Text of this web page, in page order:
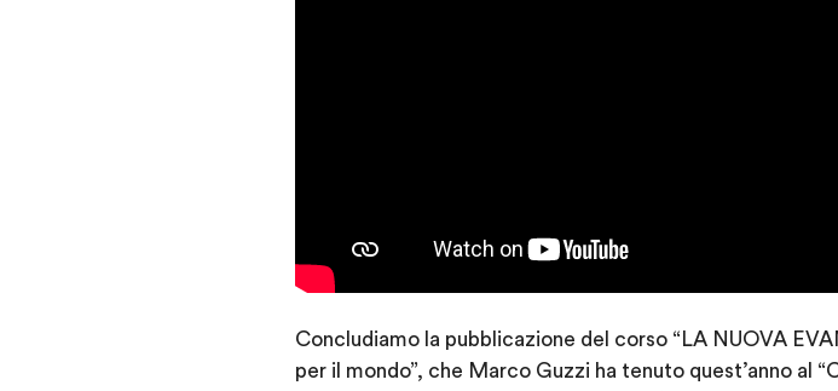
Concludiamo la pubblicazione del corso “LA NUOVA
per il mondo”, che Marco Guzzi ha tenuto quest’anno al